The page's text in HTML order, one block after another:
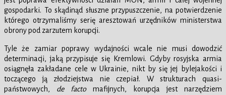
gospodarki. To skądinąd słuszne przypuszczenie, na potwierdzenie
którego otrzymaliśmy serię aresztowań urzędników ministerstwa
obrony pod zarzutem korupcji.
Tyle że zamiar poprawy wydajności wcale nie musi dowodzić
determinacji, jaką przypisuje się Kremlowi. Gdyby rosyjska armia
osiągnęła zakładane cele w Ukrainie, nikt by się jej bylejakości i
toczącego ją złodziejstwa nie czepiał. W strukturach quasi-
państwowych, de factomafijnych, korupcja jest narzędziem